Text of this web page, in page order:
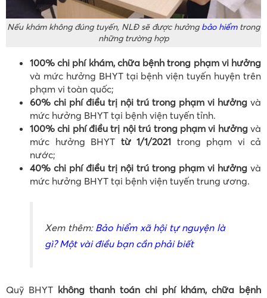
Nếu khám không đúng tuyến, NLĐ sẽ được hưởngbảo hiểm trong
những trường hợp
100% chi phí khám, chữa bệnh trong phạm vi hưởng
và mức hưởng BHYT tại bệnh viện tuyến huyện trên
phạm vi toàn quốc;
60% chi phí điều trị nội trú trong phạm vi hưởng và
mức hưởng BHYT tại bệnh viện tuyến tỉnh.
100% chi phí điều trị nội trú trong phạm vi hưởngvà
mức hưởng BHYT từ 1/1/2021 trong phạm vi cả
nước;
40% chi phí điều trị nội trú trong phạm vi hưởng và
mức hưởng BHYT tại bệnh viện tuyến trung ương.
Xem thêm: Bảo hiểm xã hội tự nguyện là
gì? Một vài điều bạn cần phải biết
Quỹ BHYT không thanh toán chi phí khám, chữa bệnh